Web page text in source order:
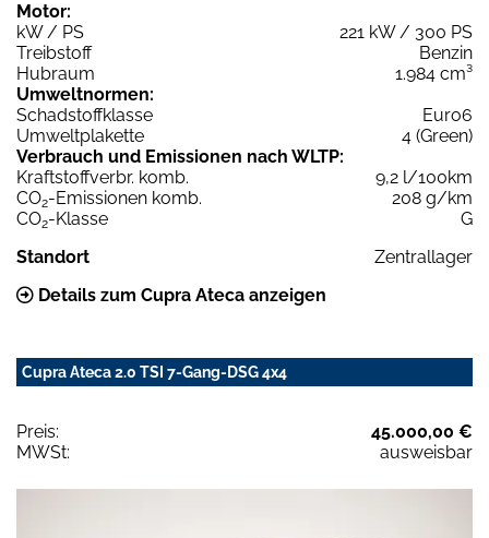
Motor:
kW / PS
221 kW / 300 PS
Treibstoff
Benzin
Hubraum
1.984 cm³
Umweltnormen:
Schadstoffklasse
Euro6
Umweltplakette
4 (Green)
Verbrauch und Emissionen nach WLTP:
Kraftstoffverbr. komb.
9,2 l/100km
CO2-Emissionen komb.
208 g/km
CO2-Klasse
G
Standort
Zentrallager
Details zum Cupra Ateca anzeigen
Cupra Ateca 2.0 TSI 7-Gang-DSG 4x4
Preis:
45.000,00 €
MWSt:
ausweisbar